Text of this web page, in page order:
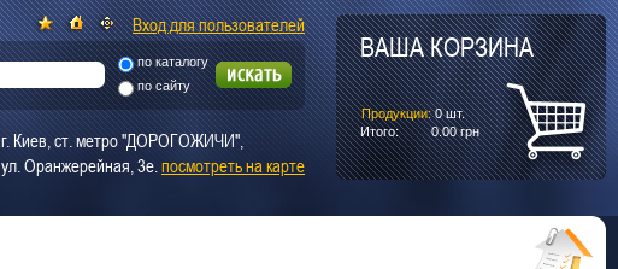
ВАША КОРЗИНА
Продукции: 0шт.
Итого:
0.00 грн
Вход для пользователей
по каталогу
по сайту
г. Киев, ст. метро "ДОРОГОЖИЧИ",
ул. Оранжерейная, 3е.посмотреть на карте